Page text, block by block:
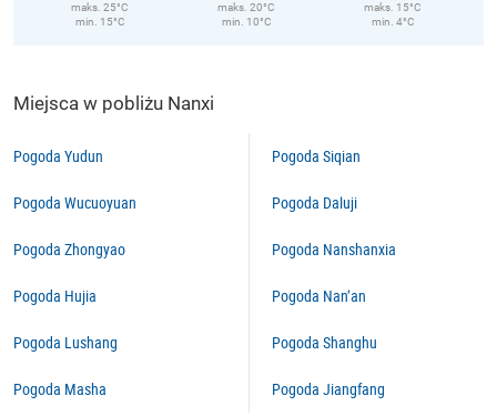
maks. 25°C
min. 15°C
maks. 20°C
min. 10°C
maks. 15°C
min. 4°C
Miejsca w pobliżu Nanxi
Pogoda Yudun
Pogoda Wucuoyuan
Pogoda Zhongyao
Pogoda Hujia
Pogoda Lushang
Pogoda Masha
Pogoda Siqian
Pogoda Daluji
Pogoda Nanshanxia
Pogoda Nan’an
Pogoda Shanghu
Pogoda Jiangfang